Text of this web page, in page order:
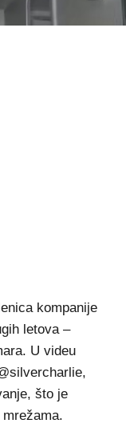
kompanije
letova –
U videu
što je